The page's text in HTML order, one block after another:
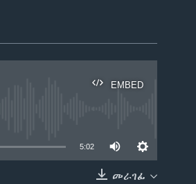
EMBED
5:02
መራገፊ